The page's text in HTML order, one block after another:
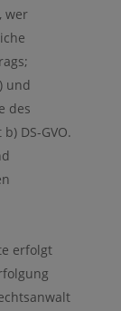
wer
und
des
DS-GVO.
erfolgt